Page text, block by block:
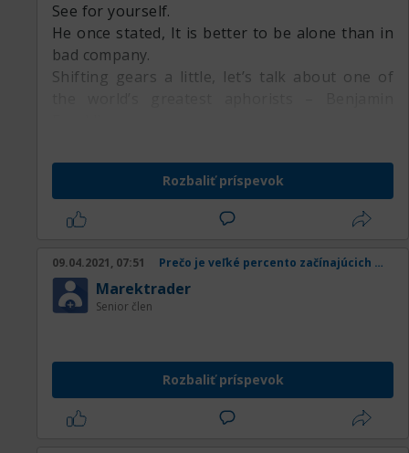
See for yourself.
He once stated, It is better to be alone than in
bad company.
Shifting gears a little, let’s talk about one of
Their direct, witty approach is what makes
these self-evident truths powerful.
They’re written in countless books and passed
down as folk wisdom.
healthy, wealthy, and wise.
Another success aphorism comes from Chris
Grosser.
Life is too short to surround yourself with
He once stated, If you want a thing done well,
do it yourself.
Rozbaliť príspevok
09.04.2021, 07:51 Prečo je veľké percento začínajúcich obchodníkov v strate
Marektrader
Senior člen
Rozbaliť príspevok